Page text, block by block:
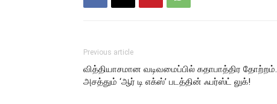
Previous article
வித்தியாசமான வடிவமைப்பில் கதாபாத்திர தோற்றம்.
அசத்தும் ‘ஆர் டி எக்ஸ்’ படத்தின் ஃபர்ஸ்ட் லுக்!